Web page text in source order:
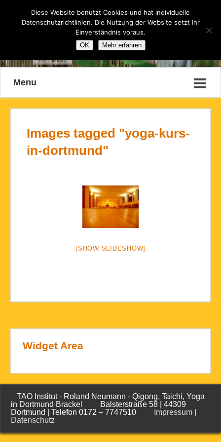
Menu
Images tagged "yoga-kurs-
in-dortmund"
[SHOW SLIDESHOW]
Widget Area
TAO Institut - Roland Neumann - Qigong, Taichi, Yoga
in Dortmund Brackel Balsterstraße 58 | 44309
Dortmund | Telefon 0172 – 7747510
Impressum|
Datenschutz
Diese Website benutzt Cookies und hat individuelle
Datenschutzrichtlinien. Die Nutzung der Website setzt Ihr
Einverständnis voraus.
OK Mehr erfahren